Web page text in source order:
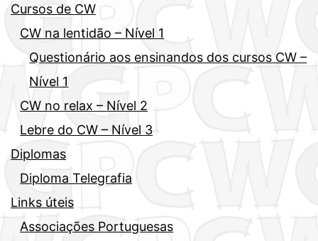
Cursos de CW
CW na lentidão – Nível 1
Questionário aos ensinandos dos cursos CW –
Nível 1
CW no relax – Nível 2
Lebre do CW – Nível 3
Diplomas
Diploma Telegrafia
Links úteis
Associações Portuguesas